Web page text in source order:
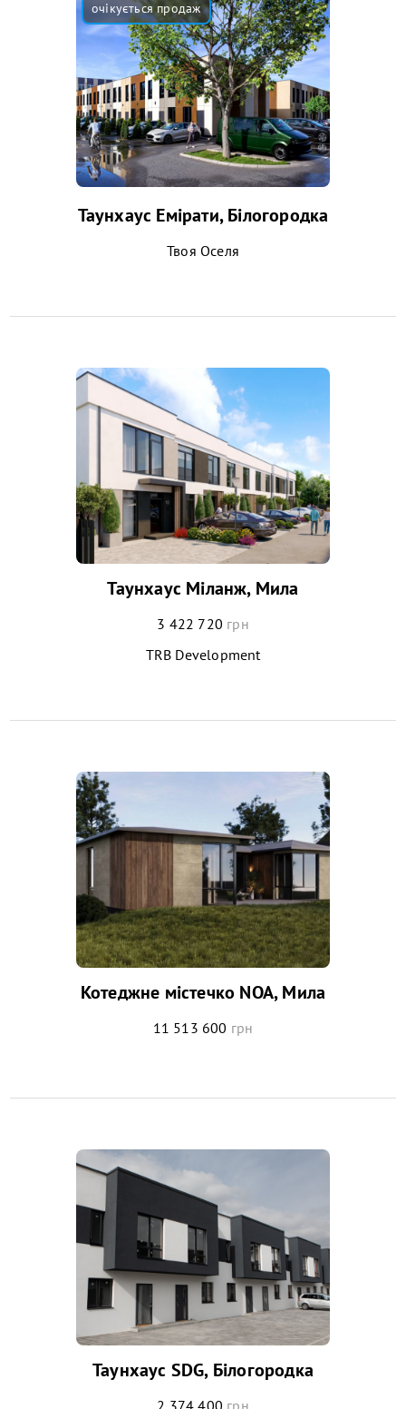
Таунхаус Емірати, Білогородка
Твоя Оселя
Таунхаус Міланж, Мила
3 422 720 грн
TRB Development
Котеджне містечко NOA, Мила
11 513 600 грн
Таунхаус SDG, Білогородка
2 374 400 грн